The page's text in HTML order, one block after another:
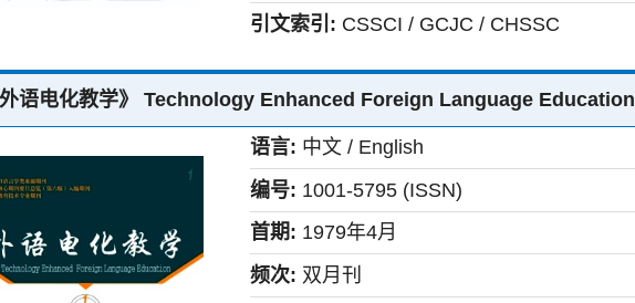
引文索引: CSSCI / GCJC / CHSSC
语电化教学》 Technology Enhanced Foreign Language Education
语言: 中文 / English
编号: 1001-5795 (ISSN)
首期: 1979年4月
频次: 双月刊